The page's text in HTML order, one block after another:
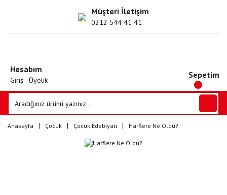
Müşteri İletişim
0212 544 41 41
Hesabım
Giriş - Üyelik
Sepetim
Anasayfa Çocuk Çocuk Edebiyatı Harflere Ne Oldu?